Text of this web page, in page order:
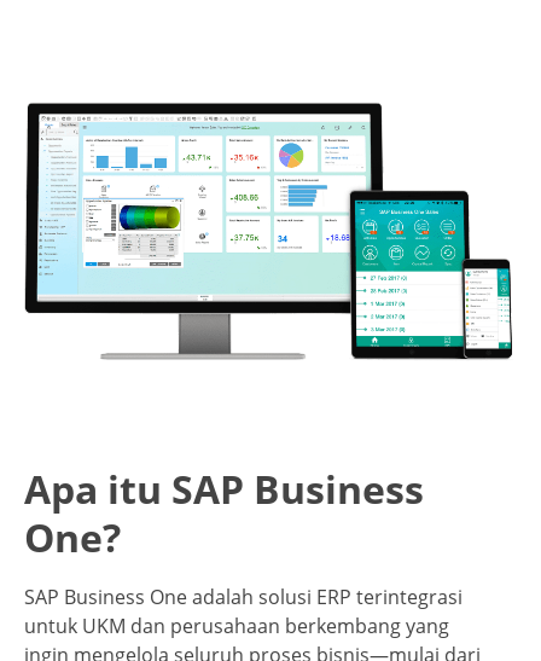
SAP Business One 9.3
SAP Business One 10.0
Apa itu SAP Business
One?
SAP Business One adalah solusi ERP terintegrasi
untuk UKM dan perusahaan berkembang yang
ingin mengelola seluruh proses bisnis—mulai dari